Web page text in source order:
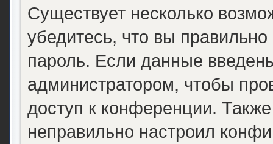
Существует несколько
убедитесь, что вы
пароль. Если данные
администратором, чтобы
доступ к конференции.
неправильно настроил